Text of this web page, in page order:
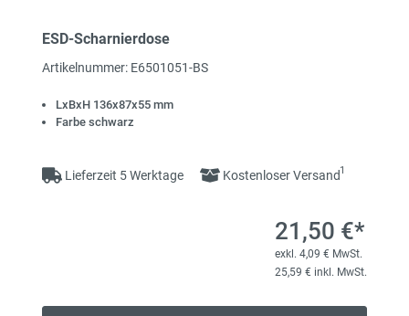
ESD-Scharnierdose
Artikelnummer: E6501051-BS
LxBxH 136x87x55 mm
Farbe schwarz
Lieferzeit 5 Werktage Kostenloser Versand1
21,50 €*
exkl. 4,09 € MwSt.
25,59 € inkl. MwSt.